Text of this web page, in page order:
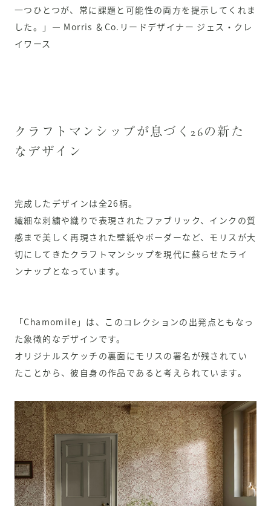
一つひとつが、常に課題と可能性の両方を提示してくれま
した。」— Morris ＆Co.リードデザイナー ジェス・クレ
イワース
クラフトマンシップが息づく26の新た
なデザイン
完成したデザインは全26柄。
繊細な刺繍や織りで表現されたファブリック、インクの質
感まで美しく再現された壁紙やボーダーなど、モリスが大
切にしてきたクラフトマンシップを現代に蘇らせたライ
ンナップとなっています。
「Chamomile」は、このコレクションの出発点ともなっ
た象徴的なデザインです。
オリジナルスケッチの裏面にモリスの署名が残されてい
たことから、彼自身の作品であると考えられています。